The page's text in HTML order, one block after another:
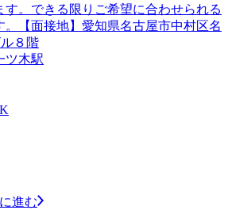
。できる限りご希望に合わせられる
。【面接地】愛知県名古屋市中村区名
８階
ツ木駅
進む